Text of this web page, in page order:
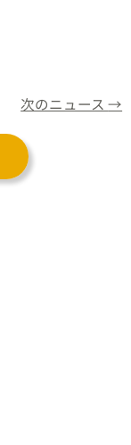
次のニュース→